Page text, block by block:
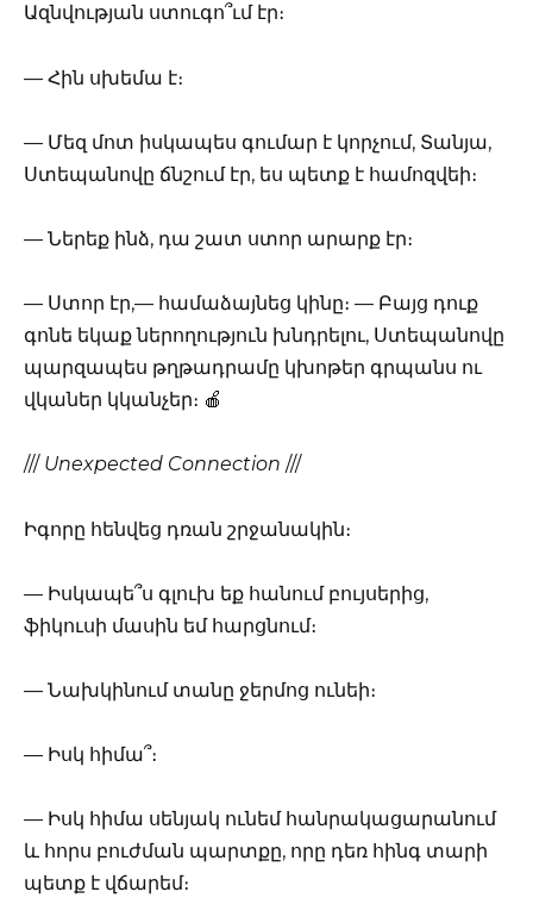
Ազնվության ստուգո՞ւմ էր։
— Հին սխեմա է։
— Մեզ մոտ իսկապես գումար է կորչում, Տանյա,
Ստեպանովը ճնշում էր, ես պետք է համոզվեի։
— Ներեք ինձ, դա շատ ստոր արարք էր։
— Ստոր էր,— համաձայնեց կինը։ — Բայց դուք
գոնե եկաք ներողություն խնդրելու, Ստեպանովը
պարզապես թղթադրամը կխոթեր գրպանս ու
վկաներ կկանչեր։ 🍎
/// Unexpected Connection ///
Իգորը հենվեց դռան շրջանակին։
— Իսկապե՞ս գլուխ եք հանում բույսերից,
ֆիկուսի մասին եմ հարցնում։
— Նախկինում տանը ջերմոց ունեի։
— Իսկ հիմա՞։
— Իսկ հիմա սենյակ ունեմ հանրակացարանում
և հորս բուժման պարտքը, որը դեռ հինգ տարի
պետք է վճարեմ։